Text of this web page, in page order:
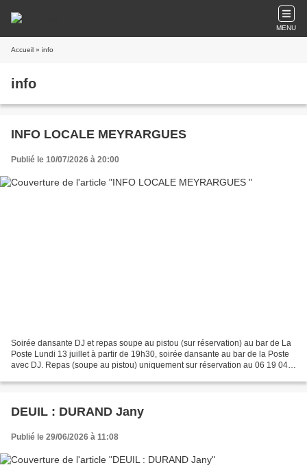
MENU
Accueil » info
info
INFO LOCALE MEYRARGUES
Publié le 10/07/2026 à 20:00
Soirée dansante DJ et repas soupe au pistou (sur réservation) au bar de La
Poste Lundi 13 juillet à partir de 19h30, soirée dansante au bar de la Poste
avec DJ. Repas (soupe au pistou) uniquement sur réservation au 06 19 04
DEUIL : DURAND Jany
Publié le 29/06/2026 à 11:08